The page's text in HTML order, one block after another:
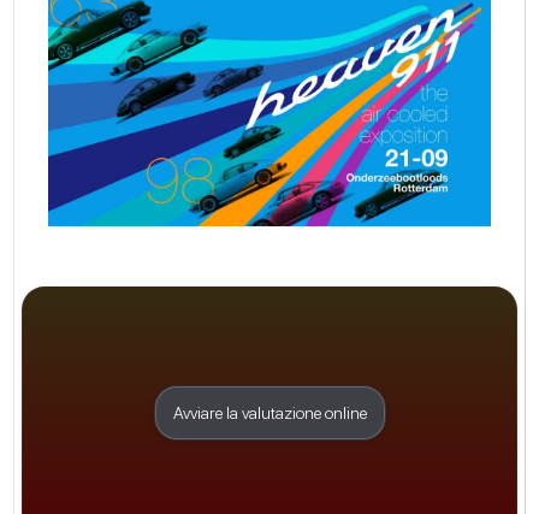
Avviare la valutazione online